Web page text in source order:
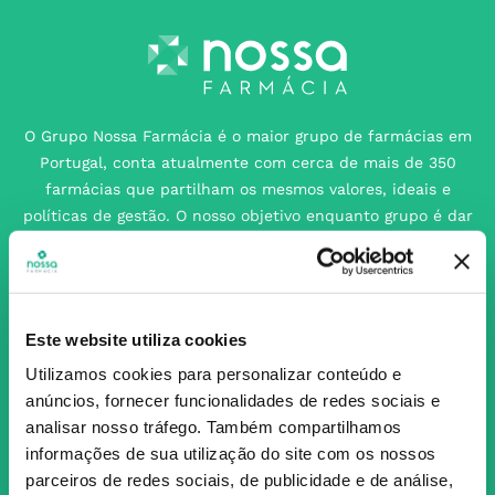
Este website utiliza cookies
Utilizamos cookies para personalizar conteúdo e
anúncios, fornecer funcionalidades de redes sociais e
analisar nosso tráfego. Também compartilhamos
informações de sua utilização do site com os nossos
parceiros de redes sociais, de publicidade e de análise,
O Grupo Nossa Farmácia é o maior grupo de farmácias em
Portugal, conta atualmente com cerca de mais de 350
farmácias que partilham os mesmos valores, ideais e
políticas de gestão. O nosso objetivo enquanto grupo é dar
as melhores soluções de compra para os consumidores
através da nossafarmacia.pt.
Subscreva para receber ofertas e novidades
exclusivas
Subscrever
Ao confirmar o registo, aceito receber e-mails com notícias e promoções da
Nossa Farmácia